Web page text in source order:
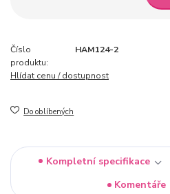
Číslo
produktu:
HAM124-2
Hlídat cenu / dostupnost
Do oblíbených
Kompletní specifikace
Komentáře